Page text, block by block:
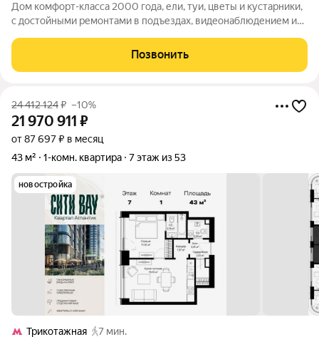
Дом комфорт-класса 2000 года, ели, туи, цветы и кустарники,
с достойными ремонтами в подъездах, видеонаблюдением и
мягкими покрытиями. Квартира с шикарными видами на запад -
панорама горизонт
Позвонить
24 412 124₽ –10%
21 970 911 ₽
от 87 697 ₽ в месяц
43 м²
1-комн. квартира 7 этаж из 53
новостройка
Трикотажная 7 мин.